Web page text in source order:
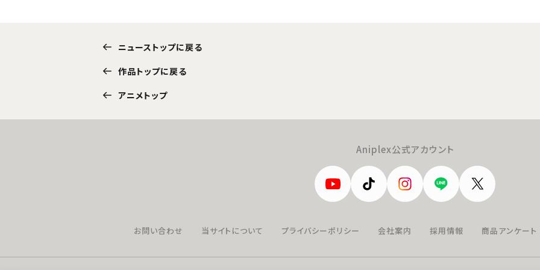
ニューストップに戻る
作品トップに戻る
アニメトップ
Aniplex公式アカウント
お問い合わせ 当サイトについて プライバシーポリシー 会社案内 採用情報 商品アンケート